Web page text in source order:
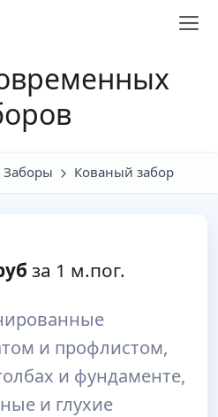
Заборы Кованый забор
за 1 м.пог.
и профлистом,
и фундаменте,
и глухие